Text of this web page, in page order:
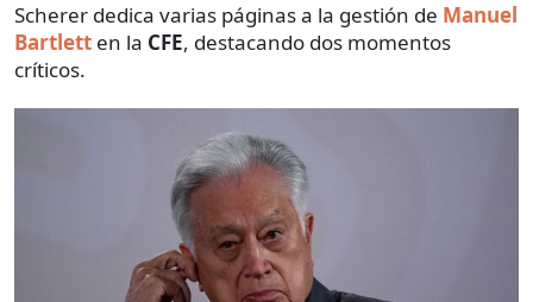
Scherer dedica varias páginas a la gestión de Manuel
Bartlett en la CFE, destacando dos momentos
críticos.